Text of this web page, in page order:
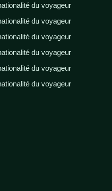
du voyageur
du voyageur
du voyageur
du voyageur
du voyageur
du voyageur